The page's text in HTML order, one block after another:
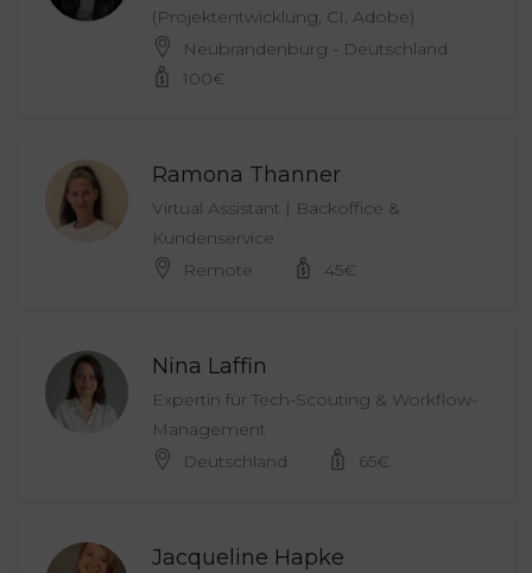
(Projektentwicklung, CI, Adobe)
Neubrandenburg - Deutschland
100€
Ramona Thanner
Virtual Assistant | Backoffice &
Kundenservice
Remote
45€
Nina Laffin
Expertin für Tech-Scouting & Workflow-
Management
Deutschland
65€
Jacqueline Hapke